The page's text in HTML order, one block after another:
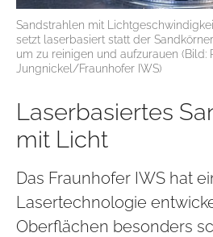
Sandstrahlen mit
setzt laserbasiert statt der
um zu reinigen und aufzurauen (Bild:
Jungnickel/Fraunhofer IWS)
Laserbasiertes
mit Licht
Das Fraunhofer IWS hat
Lasertechnologie
Oberflächen besonders